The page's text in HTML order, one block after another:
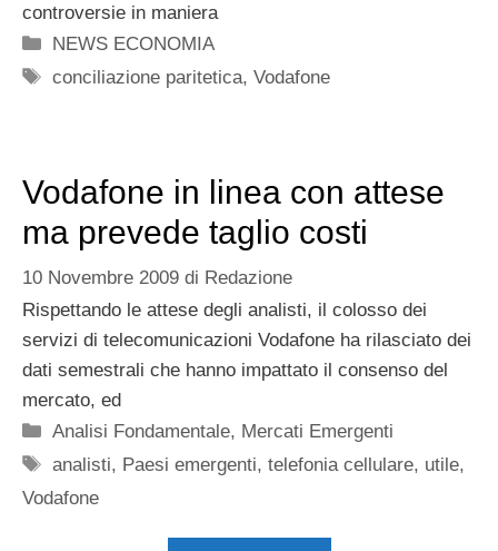
controversie in maniera
Categorie
NEWS ECONOMIA
Tag
conciliazione paritetica,Vodafone
Vodafone in linea con attese
ma prevede taglio costi
10 Novembre 2009 di Redazione
Rispettando le attese degli analisti, il colosso dei
servizi di telecomunicazioni Vodafone ha rilasciato dei
dati semestrali che hanno impattato il consenso del
mercato, ed
Categorie
Analisi Fondamentale, Mercati Emergenti
Tag
analisti, Paesi emergenti,telefonia cellulare, utile,
Vodafone